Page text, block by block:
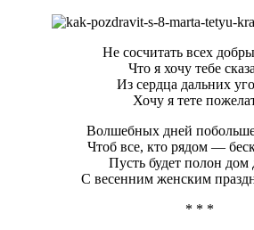
Не сосчитать всех
Что я хочу тебе
Из сердца дальних
Хочу я тете
Волшебных дней
Чтоб все, кто рядом —
Пусть будет полон дом
С весенним женским
* * *